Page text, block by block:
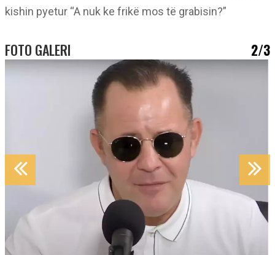
kishin pyetur “A nuk ke frikë mos të grabisin?”
FOTO GALERI 2/3